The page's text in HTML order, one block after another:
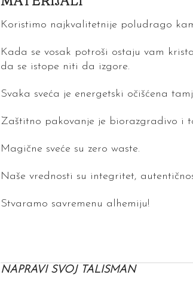
Koristimo najkvalitetnije poludrago
Kada se vosak potroši ostaju vam
da se istope niti da izgore.
Svaka sveća je energetski očišćena
Zaštitno pakovanje je biorazgradivo i
Magične sveće su zero waste.
Naše vrednosti su integritet,
Stvaramo savremenu alhemiju!
NAPRAVI SVOJ TALISMAN